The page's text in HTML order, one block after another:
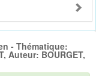
- Thématique:
Auteur: BOURGET,